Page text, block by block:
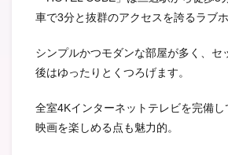
車で3分と抜群のアクセスを誇るラブホ
シンプルかつモダンな部屋が多く、セ
後はゆったりとくつろげます。
全室4Kインターネットテレビを完備
映画を楽しめる点も魅力的。